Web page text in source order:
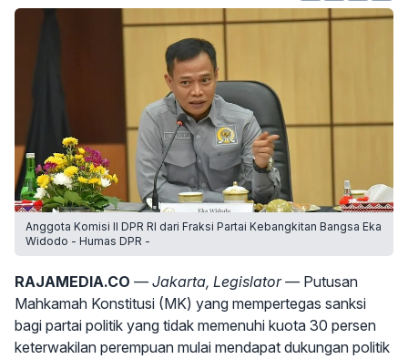
Anggota Komisi II DPR RI dari Fraksi Partai Kebangkitan Bangsa Eka
Widodo - Humas DPR -
RAJAMEDIA.CO — Jakarta, Legislator —Putusan
Mahkamah Konstitusi (MK) yang mempertegas sanksi
bagi partai politik yang tidak memenuhi kuota 30 persen
keterwakilan perempuan mulai mendapat dukungan politik